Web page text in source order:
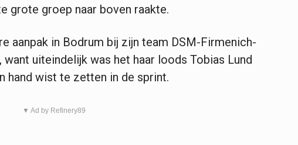
grote groep naar boven raakte.
aanpak in Bodrum bij zijn team DSM-Firmenich-
uiteindelijk was het haar loods Tobias Lund
hand wist te zetten in de sprint.
▼ Ad by Refinery89